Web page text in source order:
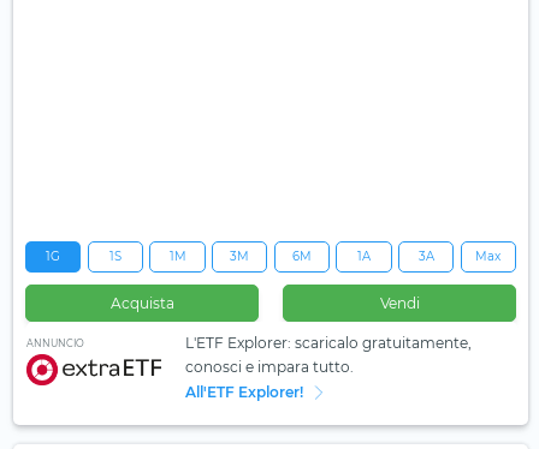
1G 1S 1M 3M 6M 1A 3A Max
Acquista Vendi
ANNUNCIO
L'ETF Explorer: scaricalo gratuitamente,
conosci e impara tutto.
All'ETF Explorer!